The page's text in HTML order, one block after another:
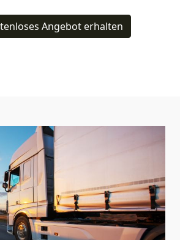
Angebot erhalten